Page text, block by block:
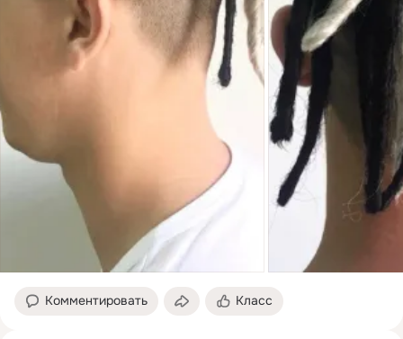
Комментировать Класс